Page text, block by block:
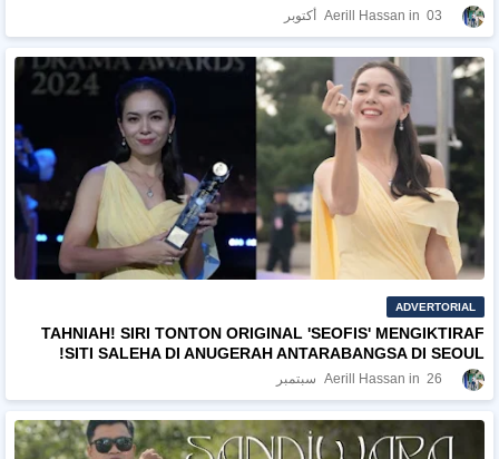
Aerill Hassan 03 أكتوبر
ADVERTORIAL
TAHNIAH! SIRI TONTON ORIGINAL 'SEOFIS' MENGIKTIRAF
SITI SALEHA DI ANUGERAH ANTARABANGSA DI SEOUL!
Aerill Hassan 26 سبتمبر